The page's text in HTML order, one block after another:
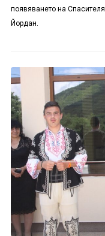
появяването на
Йордан.